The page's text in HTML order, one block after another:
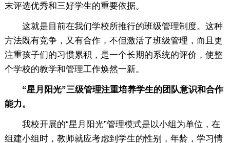
末评选优秀和三好学生的重要依据。
这就是目前在我们学校所推行的班级管理制度。这种
方法既有竞争，又有合作，不但激活了班级管理，而且更
注重孩子们的习惯累积，是一个长期的系统的评价，使整
个学校的教学和管理工作焕然一新。
“星月阳光”三级管理注重培养学生的团队意识和合作
能力。
我校开展的“星月阳光”管理模式是以小组为单位，在
组建小组时，教师就应考虑到学生的性别，年龄，学习情